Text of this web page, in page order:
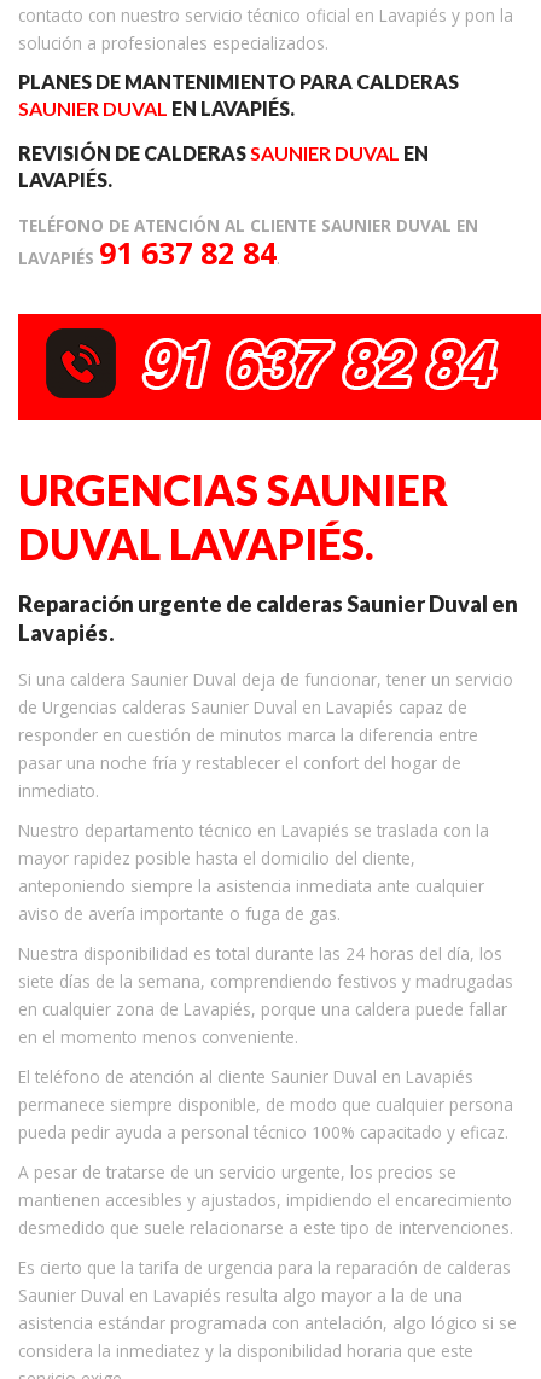
contacto con nuestro servicio técnico oficial en Lavapiés y pon la
solución a profesionales especializados.
PLANES DE MANTENIMIENTO PARA CALDERAS
SAUNIER DUVAL EN LAVAPIÉS.
REVISIÓN DE CALDERASSAUNIER DUVAL EN
LAVAPIÉS.
TELÉFONO DE ATENCIÓN AL CLIENTE SAUNIER DUVAL EN
LAVAPIÉS 91 637 82 84.
URGENCIAS SAUNIER
DUVAL LAVAPIÉS.
Reparación urgente de calderas Saunier Duval en
Lavapiés.
Si una caldera Saunier Duval deja de funcionar, tener un servicio
de Urgencias calderas Saunier Duval en Lavapiés capaz de
responder en cuestión de minutos marca la diferencia entre
pasar una noche fría y restablecer el confort del hogar de
inmediato.
Nuestro departamento técnico en Lavapiés se traslada con la
mayor rapidez posible hasta el domicilio del cliente,
anteponiendo siempre la asistencia inmediata ante cualquier
aviso de avería importante o fuga de gas.
Nuestra disponibilidad es total durante las 24 horas del día, los
siete días de la semana, comprendiendo festivos y madrugadas
en cualquier zona de Lavapiés, porque una caldera puede fallar
en el momento menos conveniente.
El teléfono de atención al cliente Saunier Duval en Lavapiés
permanece siempre disponible, de modo que cualquier persona
pueda pedir ayuda a personal técnico 100% capacitado y eficaz.
A pesar de tratarse de un servicio urgente, los precios se
mantienen accesibles y ajustados, impidiendo el encarecimiento
desmedido que suele relacionarse a este tipo de intervenciones.
Es cierto que la tarifa de urgencia para la reparación de calderas
Saunier Duval en Lavapiés resulta algo mayor a la de una
asistencia estándar programada con antelación, algo lógico si se
considera la inmediatez y la disponibilidad horaria que este